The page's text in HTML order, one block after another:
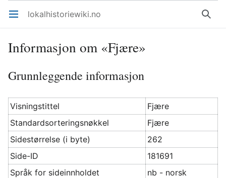
Åpne hovedmenyen lokalhistoriewiki.no Søk
Informasjon om «Fjære»
Grunnleggende informasjon
Visningstittel
Fjære
Standardsorteringsnøkkel
Fjære
Sidestørrelse (i byte)
262
Side-ID
181691
Språk for sideinnholdet
nb - norsk